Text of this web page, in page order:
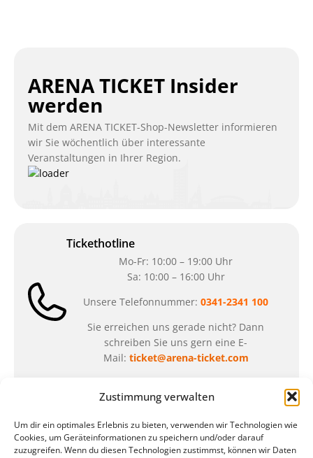
Zustimmung verwalten
Um dir ein optimales Erlebnis zu bieten, verwenden wir Technologien wie
Cookies, um Geräteinformationen zu speichern und/oder darauf
zuzugreifen. Wenn du diesen Technologien zustimmst, können wir Daten
ARENA TICKET Insider
werden
Mit dem ARENA TICKET-Shop-Newsletter informieren
wir Sie wöchentlich über interessante
Veranstaltungen in Ihrer Region.
Tickethotline
Mo-Fr: 10:00 – 19:00 Uhr
Sa: 10:00 – 16:00 Uhr
Unsere Telefonnummer: 0341-2341 100
Sie erreichen uns gerade nicht? Dann
schreiben Sie uns gern eine E-
Mail: ticket@arena-ticket.com
Kassenöffnungszeiten
in der Zeit vom 06.07. – 07.08.2026